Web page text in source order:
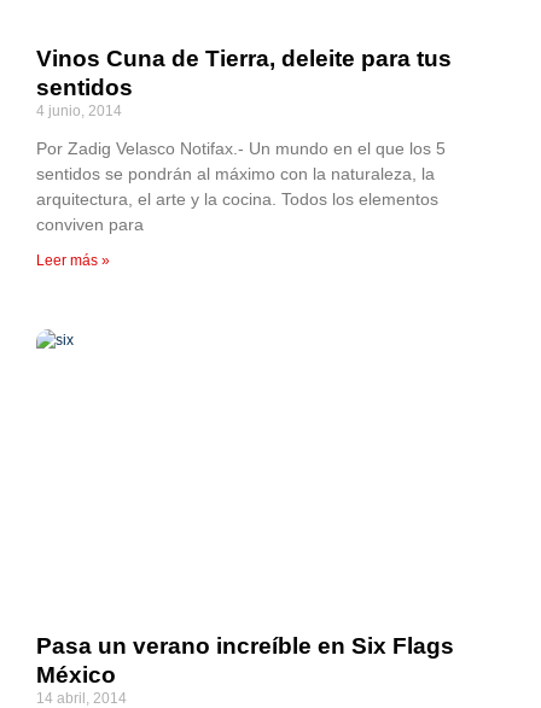
Vinos Cuna de Tierra, deleite para tus
sentidos
4 junio, 2014
Por Zadig Velasco Notifax.- Un mundo en el que los 5
sentidos se pondrán al máximo con la naturaleza, la
arquitectura, el arte y la cocina. Todos los elementos
conviven para
Leer más »
Pasa un verano increíble en Six Flags
México
14 abril, 2014